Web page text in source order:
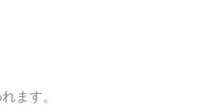
ます。